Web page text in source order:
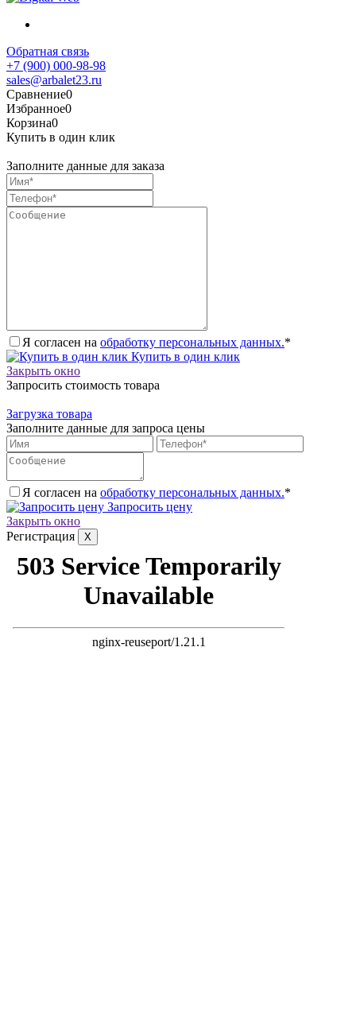
Обратная связь
+7 (900) 000-98-98
sales@arbalet23.ru
Сравнение0
Избранное0
Корзина0
Купить в один клик
Заполните данные для заказа
Я согласен на обработку персональных данных.*
Купить в один клик
Закрыть окно
Запросить стоимость товара
Загрузка товара
Заполните данные для запроса цены
Я согласен на обработку персональных данных.*
Запросить цену
Закрыть окно
Регистрация
X